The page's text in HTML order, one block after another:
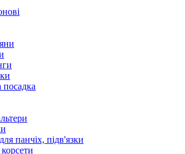
панчіх, підв'язки